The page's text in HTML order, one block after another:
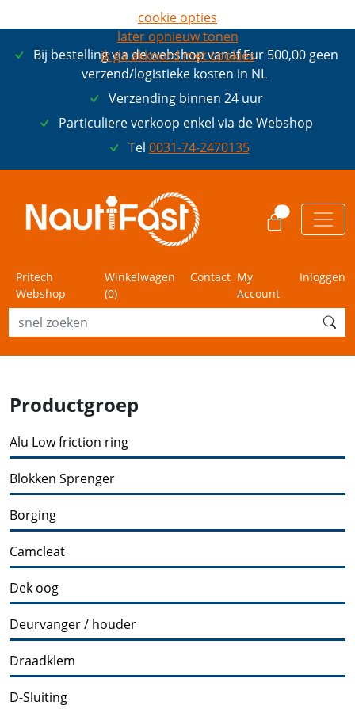
Bij bestelling via de webshop vanaf Eur 500,00 geen
verzend/logistieke kosten in NL
Verzending binnen 24 uur
Particuliere verkoop enkel via de Webshop
Tel 0031-74-2470135
Pritech
Webshop
Winkelwagen
(0)
Contact My
Account
Inloggen
Productgroep
Alu Low friction ring
Blokken Sprenger
Borging
Camcleat
Dek oog
Deurvanger / houder
Draadklem
D-Sluiting
cookie opties
later opnieuw tonen
ik ga akkoord met cookies